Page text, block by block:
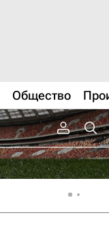
Общество